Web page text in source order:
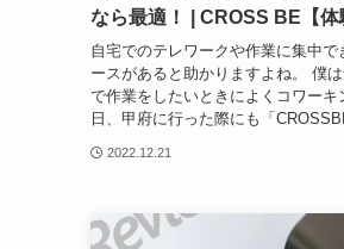
なら最適！ | CROSS BE【体
自宅でのテレワークや作業に集中
ースがあると助かりますよね。 僕
で作業をしたいときによくコワー
日、甲府に行った際にも「
2022.12.21